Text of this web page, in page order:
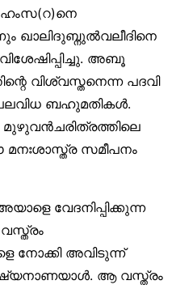
ഹംസ(റ)നെ
ഖാലിദുബ്നുല്‍വലീദിനെ
അബൂ
വിശ്വസ്തനെന്ന പദവി
ബഹുമതികള്‍.
സമീപനം
വേദനിപ്പിക്കുന്ന
നോക്കി അവിടുന്ന്
ആ വസ്ത്രം